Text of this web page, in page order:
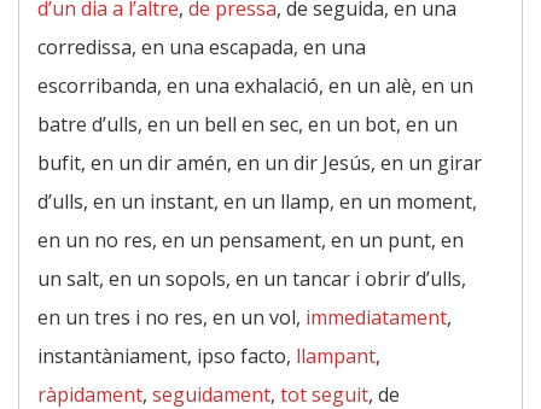
d’un dia a l’altre, de pressa, de seguida, en una
corredissa, en una escapada, en una
escorribanda, en una exhalació, en un alè, en un
batre d’ulls, en un bell en sec, en un bot, en un
bufit, en un dir amén, en un dir Jesús, en un girar
d’ulls, en un instant, en un llamp, en un moment,
en un no res, en un pensament, en un punt, en
un salt, en un sopols, en un tancar i obrir d’ulls,
en un tres i no res, en un vol, immediatament,
instantàniament, ipso facto, llampant,
ràpidament, seguidament, tot seguit, de